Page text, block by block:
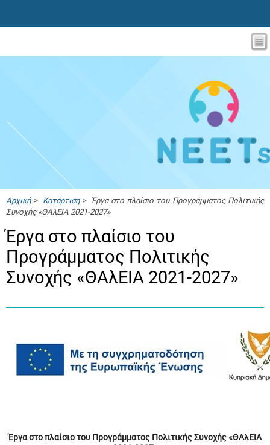
Αρχική> Κατάρτιση> Έργα στο πλαίσιο του Προγράμματος Πολιτικής
Συνοχής «ΘΑλΕΙΑ 2021-2027»
Έργα στο πλαίσιο του
Προγράμματος Πολιτικής
Συνοχής «ΘΑλΕΙΑ 2021-2027»
Έργα στο πλαίσιο του Προγράμματος Πολιτικής Συνοχής «ΘΑλΕΙΑ